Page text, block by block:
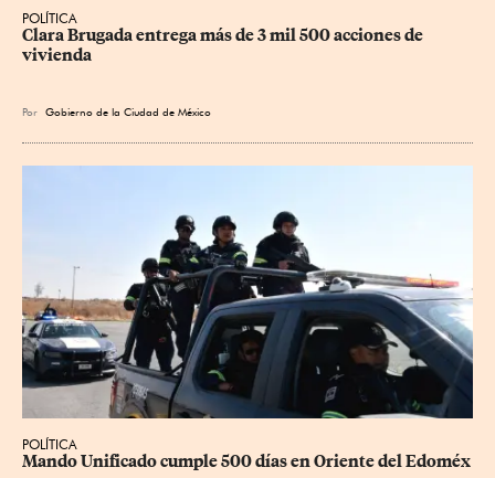
POLÍTICA
Clara Brugada entrega más de 3 mil 500 acciones de
vivienda
Por Gobierno de la Ciudad de México
POLÍTICA
Mando Unificado cumple 500 días en Oriente del Edoméx